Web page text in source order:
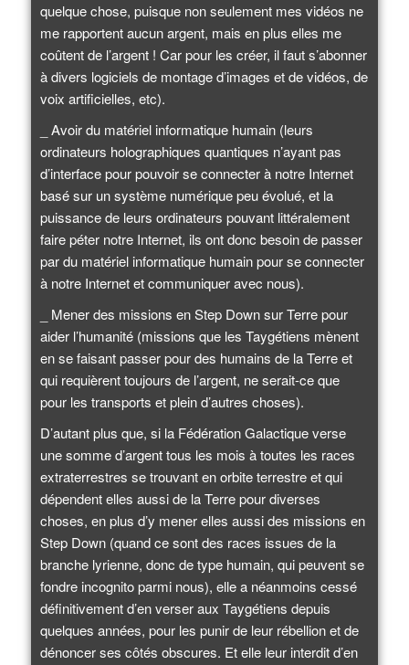
quelque chose, puisque non seulement mes vidéos ne
me rapportent aucun argent, mais en plus elles me
coûtent de l’argent ! Car pour les créer, il faut s’abonner
à divers logiciels de montage d’images et de vidéos, de
voix artificielles, etc).
_ Avoir du matériel informatique humain (leurs
ordinateurs holographiques quantiques n’ayant pas
d’interface pour pouvoir se connecter à notre Internet
basé sur un système numérique peu évolué, et la
puissance de leurs ordinateurs pouvant littéralement
faire péter notre Internet, ils ont donc besoin de passer
par du matériel informatique humain pour se connecter
à notre Internet et communiquer avec nous).
_ Mener des missions en Step Down sur Terre pour
aider l’humanité (missions que les Taygétiens mènent
en se faisant passer pour des humains de la Terre et
qui requièrent toujours de l’argent, ne serait-ce que
pour les transports et plein d’autres choses).
D’autant plus que, si la Fédération Galactique verse
une somme d’argent tous les mois à toutes les races
extraterrestres se trouvant en orbite terrestre et qui
dépendent elles aussi de la Terre pour diverses
choses, en plus d’y mener elles aussi des missions en
Step Down (quand ce sont des races issues de la
branche lyrienne, donc de type humain, qui peuvent se
fondre incognito parmi nous), elle a néanmoins cessé
définitivement d’en verser aux Taygétiens depuis
quelques années, pour les punir de leur rébellion et de
dénoncer ses côtés obscures. Et elle leur interdit d’en